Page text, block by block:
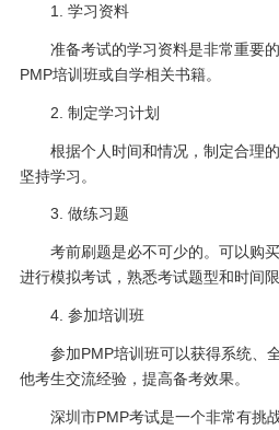
1. 学习资料
准备考试的学习资料是非常重要的
PMP培训班或自学相关书籍。
2. 制定学习计划
根据个人时间和情况，制定合理的
坚持学习。
3. 做练习题
考前刷题是必不可少的。可以购买
进行模拟考试，熟悉考试题型和时间限
4. 参加培训班
参加PMP培训班可以获得系统、
他考生交流经验，提高备考效果。
深圳市PMP考试是一个非常有挑